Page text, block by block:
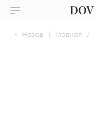
Назад | Главная /